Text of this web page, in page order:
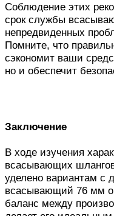
Соблюдение этих
срок службы
непредвиденных
Помните, что
сэкономит ваши
но и обеспечит
Заключение
В ходе изучения
всасывающих
уделено вариантам с
всасывающий 76 мм
баланс между